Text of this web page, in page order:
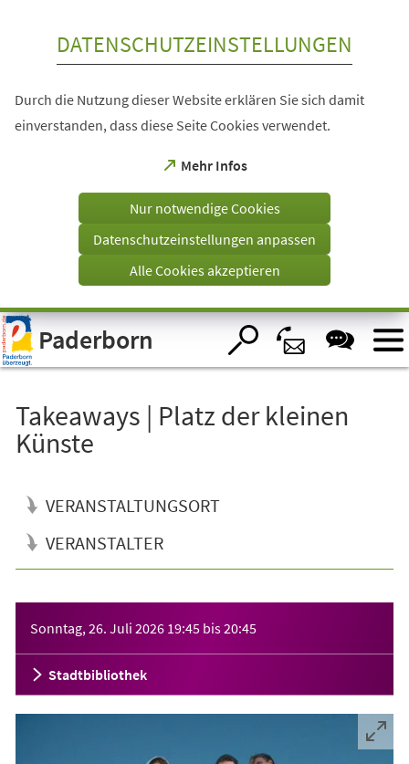
Visuelle
Assistenzsoftware
öffnen.
DATENSCHUTZEINSTELLUNGEN
Durch die Nutzung dieser Website erklären Sie sich damit
einverstanden, dass diese Seite Cookies verwendet.
Mehr Infos
(Öffnet
einem
Tab)
Nur notwendige Cookies
Datenschutzeinstellungen anpassen
Alle Cookies akzeptieren
Paderborn
Takeaways | Platz der kleinen
Künste
VERANSTALTUNGSORT
VERANSTALTER
Sonntag, 26. Juli 2026 19:45 bis20:45
Stadtbibliothek